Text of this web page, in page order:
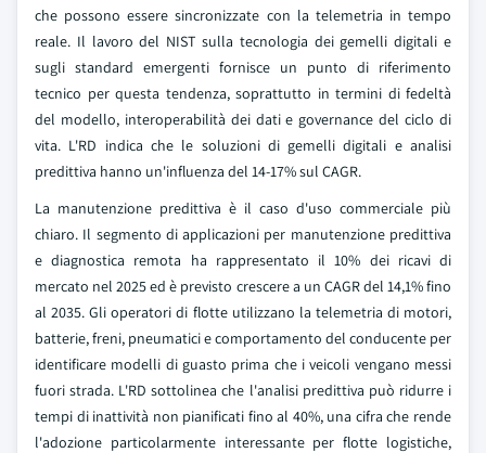
che possono essere sincronizzate con la telemetria in tempo
reale. Il lavoro del NIST sulla tecnologia dei gemelli digitali e
sugli standard emergenti fornisce un punto di riferimento
tecnico per questa tendenza, soprattutto in termini di fedeltà
del modello, interoperabilità dei dati e governance del ciclo di
vita. L'RD indica che le soluzioni di gemelli digitali e analisi
predittiva hanno un'influenza del 14-17% sul CAGR.
La manutenzione predittiva è il caso d'uso commerciale più
chiaro. Il segmento di applicazioni per manutenzione predittiva
e diagnostica remota ha rappresentato il 10% dei ricavi di
mercato nel 2025 ed è previsto crescere a un CAGR del 14,1% fino
al 2035. Gli operatori di flotte utilizzano la telemetria di motori,
batterie, freni, pneumatici e comportamento del conducente per
identificare modelli di guasto prima che i veicoli vengano messi
fuori strada. L'RD sottolinea che l'analisi predittiva può ridurre i
tempi di inattività non pianificati fino al 40%, una cifra che rende
l'adozione particolarmente interessante per flotte logistiche,